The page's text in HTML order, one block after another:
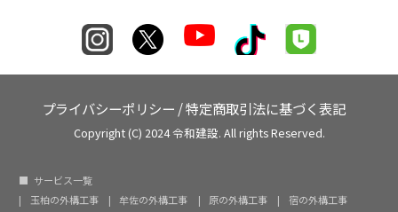
プライバシーポリシー /特定商取引法に基づく表記
Copyright (C) 2024 令和建設. All rights Reserved.
サービス一覧
玉柏の外構工事
牟佐の外構工事 原の外構工事
宿の外構工事